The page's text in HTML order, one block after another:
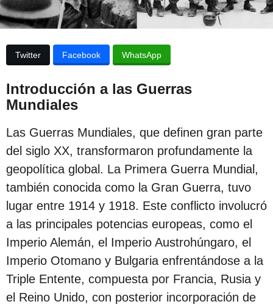
p
u
b
l
c
c
i
ó
n
2
a
ñ
o
s
d
u
Twitter Facebook WhatsApp
Introducción a las Guerras
Mundiales
Las Guerras Mundiales, que definen gran parte
del siglo XX, transformaron profundamente la
geopolítica global. La Primera Guerra Mundial,
también conocida como la Gran Guerra, tuvo
lugar entre 1914 y 1918. Este conflicto involucró
a las principales potencias europeas, como el
Imperio Alemán, el Imperio Austrohúngaro, el
Imperio Otomano y Bulgaria enfrentándose a la
Triple Entente, compuesta por Francia, Rusia y
el Reino Unido, con posterior incorporación de